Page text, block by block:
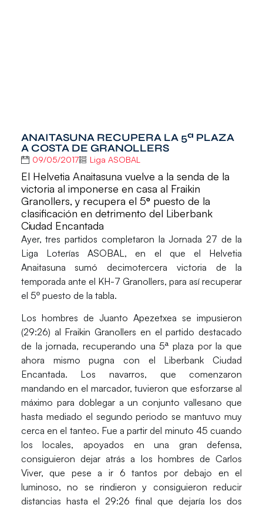
ANAITASUNA RECUPERA LA 5ª PLAZA
A COSTA DE GRANOLLERS
09/05/2017 Liga ASOBAL
El Helvetia Anaitasuna vuelve a la senda de la
victoria al imponerse en casa al Fraikin
Granollers, y recupera el 5º puesto de la
clasificación en detrimento del Liberbank
Ciudad Encantada
Ayer, tres partidos completaron laJornada 27 de la
Liga Loterías ASOBAL, en el que el Helvetia
Anaitasuna sumó decimotercera victoria de la
temporada ante el KH-7 Granollers, para así recuperar
el 5º puesto de la tabla.
Los hombres de Juanto Apezetxea se impusieron
(29:26) al Fraikin Granollers en el partido destacado
de la jornada, recuperando una 5ª plaza por la que
ahora mismo pugna con el Liberbank Ciudad
Encantada. Los navarros, que comenzaron
mandando en el marcador, tuvieron que esforzarse al
máximo para doblegar a un conjunto vallesano que
hasta mediado el segundo periodo se mantuvo muy
cerca en el tanteo. Fue a partir del minuto 45 cuando
los locales, apoyados en una gran defensa,
consiguieron dejar atrás a los hombres de Carlos
Viver, que pese a ir 6 tantos por debajo en el
luminoso, no se rindieron y consiguieron reducir
distancias hasta el 29:26 final que dejaría los dos